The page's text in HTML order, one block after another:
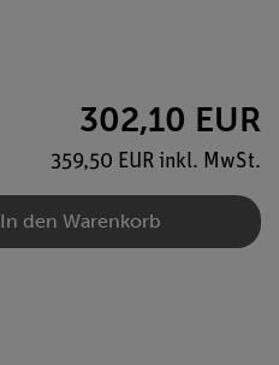
302,10 EUR
359,50 EUR inkl. MwSt.
In den Warenkorb